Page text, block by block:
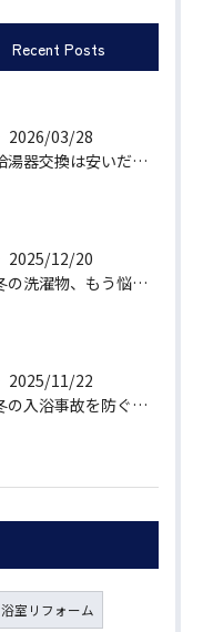
Recent Posts
2026/03/28
給湯器交換は安いだけで選んで大丈夫？工事内容と業者の違い
2025/12/20
冬の洗濯物、もう悩まない。暮らし上手な主婦が選ぶ「乾かす」新習慣
2025/11/22
冬の入浴事故を防ぐ！洗面・浴室リフォームでできる「温度差ゼロ」の安全設計
浴室リフォーム